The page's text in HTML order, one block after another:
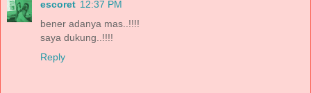
escoret 12:37 PM
bener adanya mas..!!!!
saya dukung..!!!!
Reply